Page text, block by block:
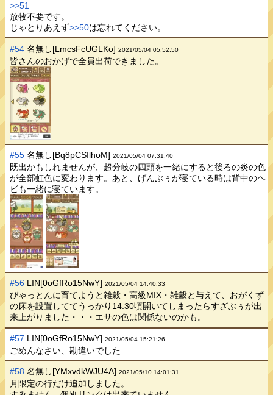
>>51
放牧不要です。
じゃとりあえず>>50は忘れてください。
#54 名無し[LmcsFcUGLKo]2021/05/04 05:52:50
皆さんのおかげで全員出荷できました。
#55 名無し[Bq8pCSIlhoM]2021/05/04 07:31:40
既出かもしれませんが、超分岐の四頭を一緒にすると後ろの炎の色
が全部虹色に変わります。あと、げんぶぅが寝ている時は背中のヘ
ビも一緒に寝ています。
#56 LIN[0oGfRo15NwY]2021/05/04 14:40:33
びゃっとんに育てようと雑穀・高級MIX・雑穀と与えて、おがくず
の床を設置しててうっかり14:30頃開いてしまったらすざぶぅが出
来上がりました・・・エサの色は関係ないのかも。
#57 LIN[0oGfRo15NwY]2021/05/04 15:21:26
ごめんなさい、勘違いでした
#58 名無し[YMxvdkWJU4A]2021/05/10 14:01:31
月限定の行だけ追加しました。